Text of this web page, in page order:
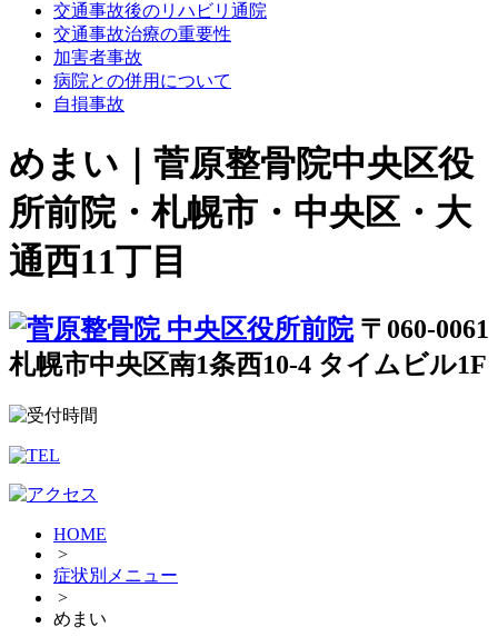
交通事故後のリハビリ通院
交通事故治療の重要性
加害者事故
病院との併用について
自損事故
めまい｜菅原整骨院中央区役
所前院・札幌市・中央区・大
通西11丁目
〒060-0061
札幌市中央区南1条西10-4 タイムビル1F
HOME
>
症状別メニュー
>
めまい